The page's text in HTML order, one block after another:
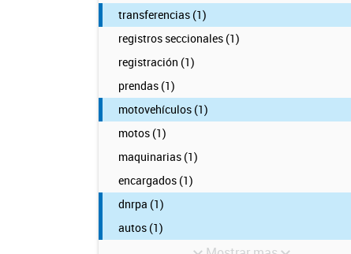
transferencias (1)
registros seccionales (1)
registración (1)
prendas (1)
motovehículos (1)
motos (1)
maquinarias (1)
encargados (1)
dnrpa (1)
autos (1)